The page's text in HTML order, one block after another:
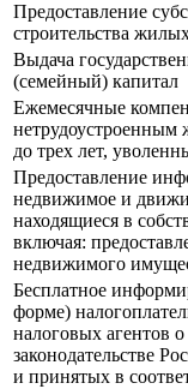
Предоставление
строительства
Выдача
(семейный) капитал
Ежемесячные
до трех лет,
Предоставление
недвижимое и
находящиеся в
включая:
недвижимого
Бесплатное
форме)
налоговых агентов
законодательстве
и принятых в